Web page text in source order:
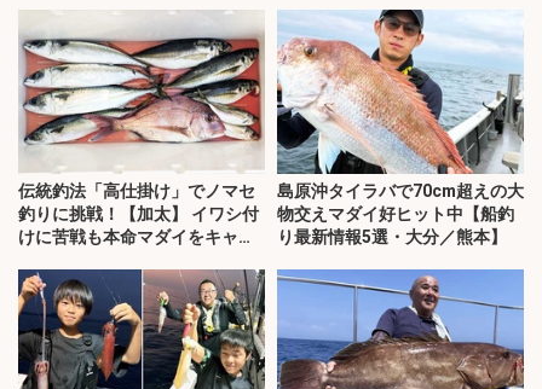
伝統釣法「高仕掛け」でノマセ
釣りに挑戦！【加太】 イワシ付
けに苦戦も本命マダイをキャッ
島原沖タイラバで70cm超えの大
物交えマダイ好ヒット中【船釣
り最新情報5選・大分／熊本】